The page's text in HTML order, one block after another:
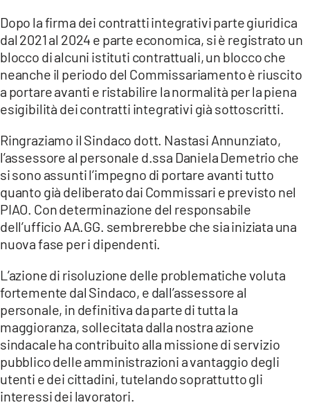
LACAPITALENEWS.IT
App
ANDROID
APPLE
Dopo la firma dei contratti integrativi parte giuridica
dal 2021 al 2024 e parte economica, si è registrato un
blocco di alcuni istituti contrattuali, un blocco che
neanche il periodo del Commissariamento è riuscito
a portare avanti e ristabilire la normalità per la piena
esigibilità dei contratti integrativi già sottoscritti.
Ringraziamo il Sindaco dott. Nastasi Annunziato,
l’assessore al personale d.ssa Daniela Demetrio che
si sono assunti l’impegno di portare avanti tutto
quanto già deliberato dai Commissari e previsto nel
PIAO. Con determinazione del responsabile
dell’ufficio AA.GG. sembrerebbe che sia iniziata una
nuova fase per i dipendenti.
L’azione di risoluzione delle problematiche voluta
fortemente dal Sindaco, e dall’assessore al
personale, in definitiva da parte di tutta la
maggioranza, sollecitata dalla nostra azione
sindacale ha contribuito alla missione di servizio
pubblico delle amministrazioni a vantaggio degli
utenti e dei cittadini, tutelando soprattutto gli
interessi dei lavoratori.